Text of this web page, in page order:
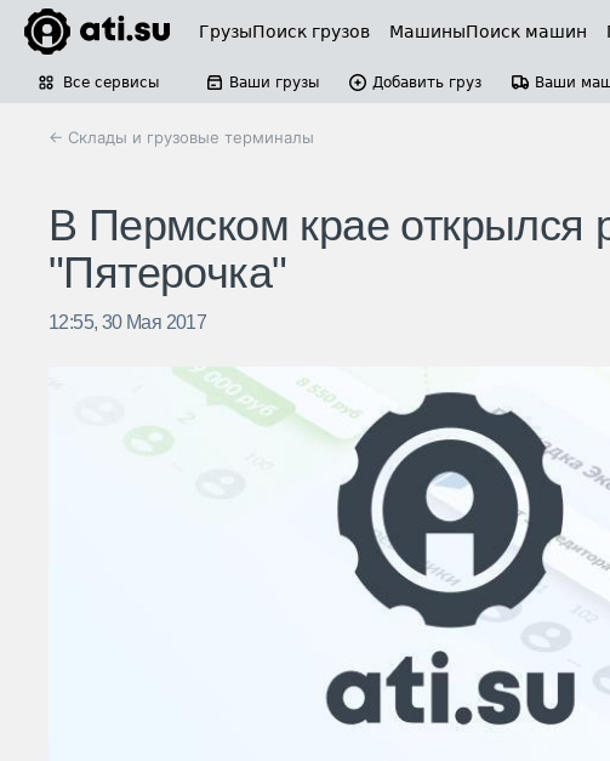
ГрузыПоиск грузов МашиныПоиск машин
Все сервисы Ваши грузы Добавить груз Ваши
← Склады и грузовые терминалы
В Пермском крае открылся
"Пятерочка"
12:55, 30 Мая 2017